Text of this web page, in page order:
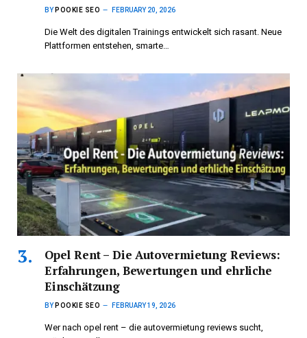
BY POOKIE SEO FEBRUARY 20, 2026
Die Welt des digitalen Trainings entwickelt sich rasant. Neue
Plattformen entstehen, smarte…
Opel Rent – Die Autovermietung Reviews:
Erfahrungen, Bewertungen und ehrliche
Einschätzung
BY POOKIE SEO FEBRUARY 19, 2026
Wer nach opel rent – die autovermietung reviews sucht,